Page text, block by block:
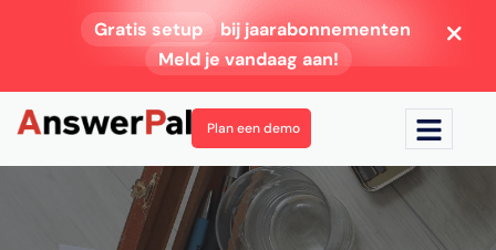
Gratis setup bij jaarabonnementen
Meld je vandaag aan!
Plan een demo